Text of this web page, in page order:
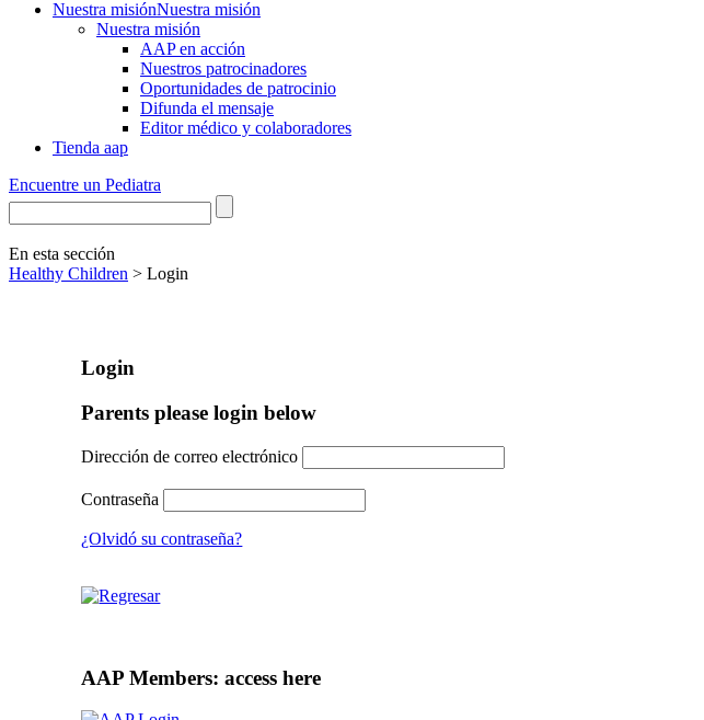
Nuestra misiónNuestra misión
Nuestra misión
AAP en acción
Nuestros patrocinadores
Oportunidades de patrocinio
Difunda el mensaje
Editor médico y colaboradores
Tienda aap
Encuentre un Pediatra
En esta sección
Healthy Children > Login
Login
Parents please login below
Dirección de correo electrónico
Contraseña
¿Olvidó su contraseña?
AAP Members: access here